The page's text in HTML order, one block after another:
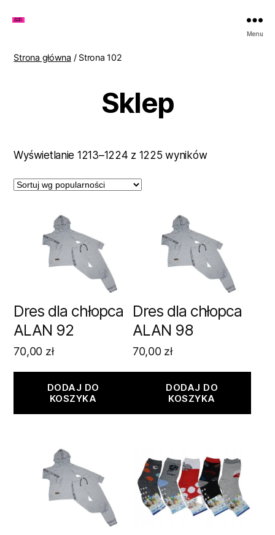
Lenki
Menu
Strona główna / Strona 102
Sklep
Wyświetlanie 1213–1224 z 1225 wynikówPosortowane
Dres dla chłopca
ALAN 92
70,00 zł
DODAJ DO
KOSZYKA
Dres dla chłopca
ALAN 98
70,00 zł
DODAJ DO
KOSZYKA